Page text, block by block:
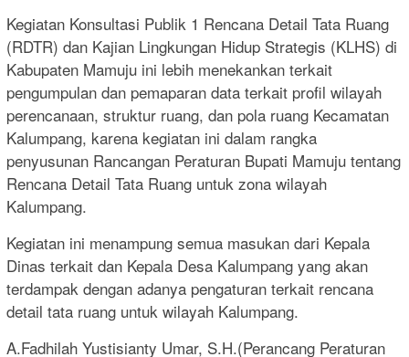
Kegiatan Konsultasi Publik 1 Rencana Detail Tata Ruang
(RDTR) dan Kajian Lingkungan Hidup Strategis (KLHS) di
Kabupaten Mamuju ini lebih menekankan terkait
pengumpulan dan pemaparan data terkait profil wilayah
perencanaan, struktur ruang, dan pola ruang Kecamatan
Kalumpang, karena kegiatan ini dalam rangka
penyusunan Rancangan Peraturan Bupati Mamuju tentang
Rencana Detail Tata Ruang untuk zona wilayah
Kalumpang.
Kegiatan ini menampung semua masukan dari Kepala
Dinas terkait dan Kepala Desa Kalumpang yang akan
terdampak dengan adanya pengaturan terkait rencana
detail tata ruang untuk wilayah Kalumpang.
A.Fadhilah Yustisianty Umar, S.H.(Perancang Peraturan